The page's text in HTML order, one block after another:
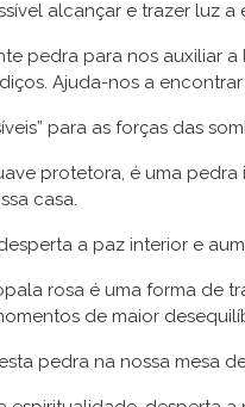
alcançar e trazer luz
pedra para nos auxiliar
Ajuda-nos a
para as forças das
protetora, é uma
casa.
a paz interior e
rosa é uma forma de
de maior
pedra na nossa mesa